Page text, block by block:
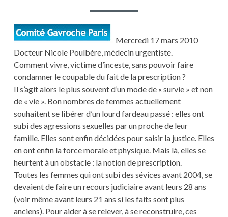
Mercredi 17 mars 2010
Docteur Nicole Poulbère, médecin urgentiste.
Comment vivre, victime d’inceste, sans pouvoir faire
condamner le coupable du fait de la prescription ?
Il s’agit alors le plus souvent d’un mode de « survie » et non
de « vie ». Bon nombres de femmes actuellement
souhaitent se libérer d’un lourd fardeau passé : elles ont
subi des agressions sexuelles par un proche de leur
famille. Elles sont enfin décidées pour saisir la justice. Elles
en ont enfin la force morale et physique. Mais là, elles se
heurtent à un obstacle : la notion de prescription.
Toutes les femmes qui ont subi des sévices avant 2004, se
devaient de faire un recours judiciaire avant leurs 28 ans
(voir même avant leurs 21 ans si les faits sont plus
anciens). Pour aider à se relever, à se reconstruire, ces